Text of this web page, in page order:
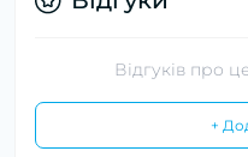
Відгуків про
+